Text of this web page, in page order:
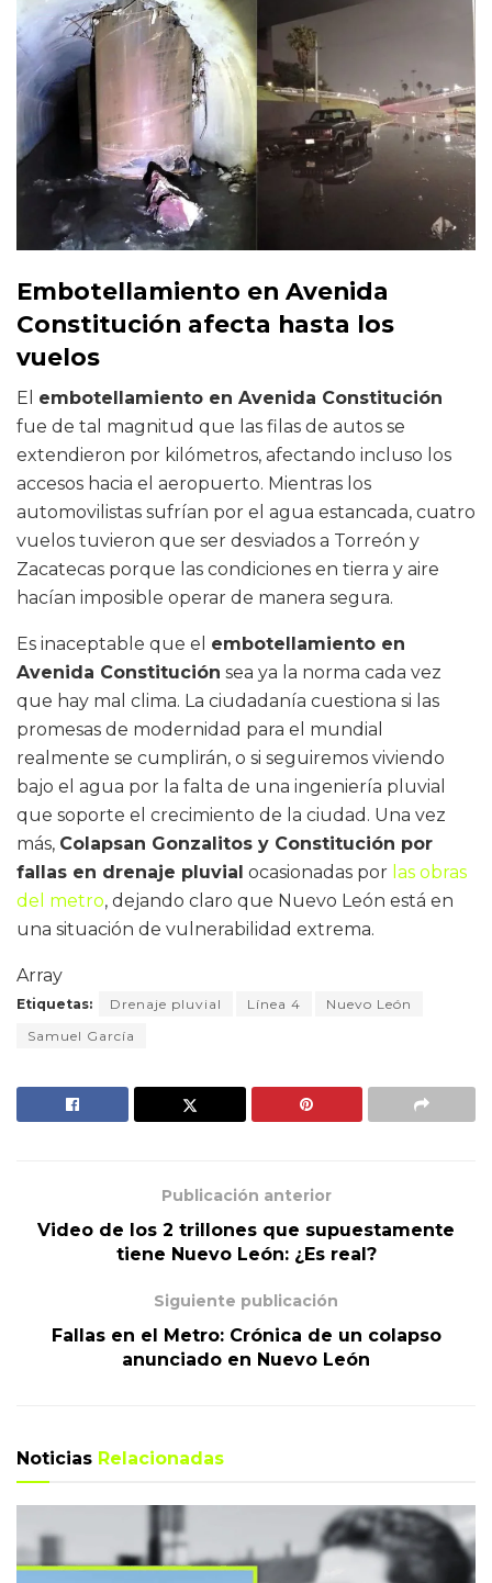
Embotellamiento en Avenida
Constitución afecta hasta los
vuelos
El embotellamiento en Avenida Constitución
fue de tal magnitud que las filas de autos se
extendieron por kilómetros, afectando incluso los
accesos hacia el aeropuerto. Mientras los
automovilistas sufrían por el agua estancada, cuatro
vuelos tuvieron que ser desviados a Torreón y
Zacatecas porque las condiciones en tierra y aire
hacían imposible operar de manera segura.
Es inaceptable que el embotellamiento en
Avenida Constitución sea ya la norma cada vez
que hay mal clima. La ciudadanía cuestiona si las
promesas de modernidad para el mundial
realmente se cumplirán, o si seguiremos viviendo
bajo el agua por la falta de una ingeniería pluvial
que soporte el crecimiento de la ciudad. Una vez
más, Colapsan Gonzalitos y Constitución por
fallas en drenaje pluvial ocasionadas por las obras
del metro, dejando claro que Nuevo León está en
una situación de vulnerabilidad extrema.
Array
Etiquetas: Drenaje pluvial Línea 4
Nuevo León
Samuel García
Publicación anterior
Video de los 2 trillones que supuestamente
tiene Nuevo León: ¿Es real?
Siguiente publicación
Fallas en el Metro: Crónica de un colapso
anunciado en Nuevo León
Noticias Relacionadas